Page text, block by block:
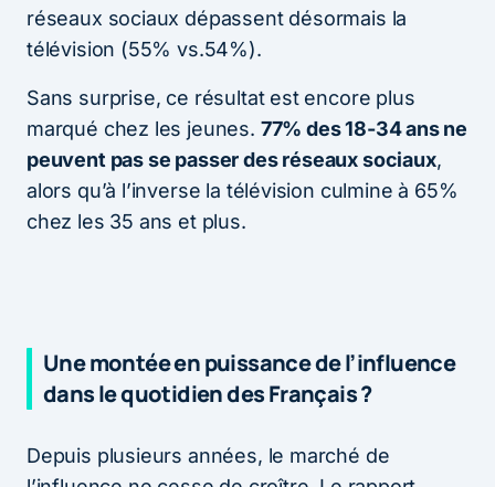
réseaux sociaux dépassent désormais la
télévision (55% vs.54%).
Sans surprise, ce résultat est encore plus
marqué chez les jeunes. 77% des 18-34 ans ne
peuvent pas se passer des réseaux sociaux,
alors qu’à l’inverse la télévision culmine à 65%
chez les 35 ans et plus.
Une montée en puissance de l’influence
dans le quotidien des Français ?
Depuis plusieurs années, le marché de